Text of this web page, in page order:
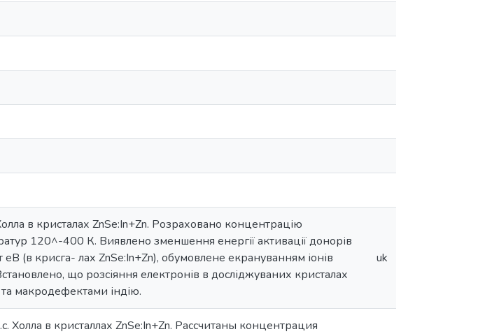
в кристалах ZnSe:In+Zn. Розраховано концентрацію
120^-400 К. Виявлено зменшення енергії активації донорів
(в крисга- лах ZnSe:In+Zn), обумовлене екрануванням іонів
що розсіяння електронів в досліджуваних кристалах
макродефектами індію.
uk
Холла в кристаллах ZnSe:In+Zn. Рассчитаны концентрация